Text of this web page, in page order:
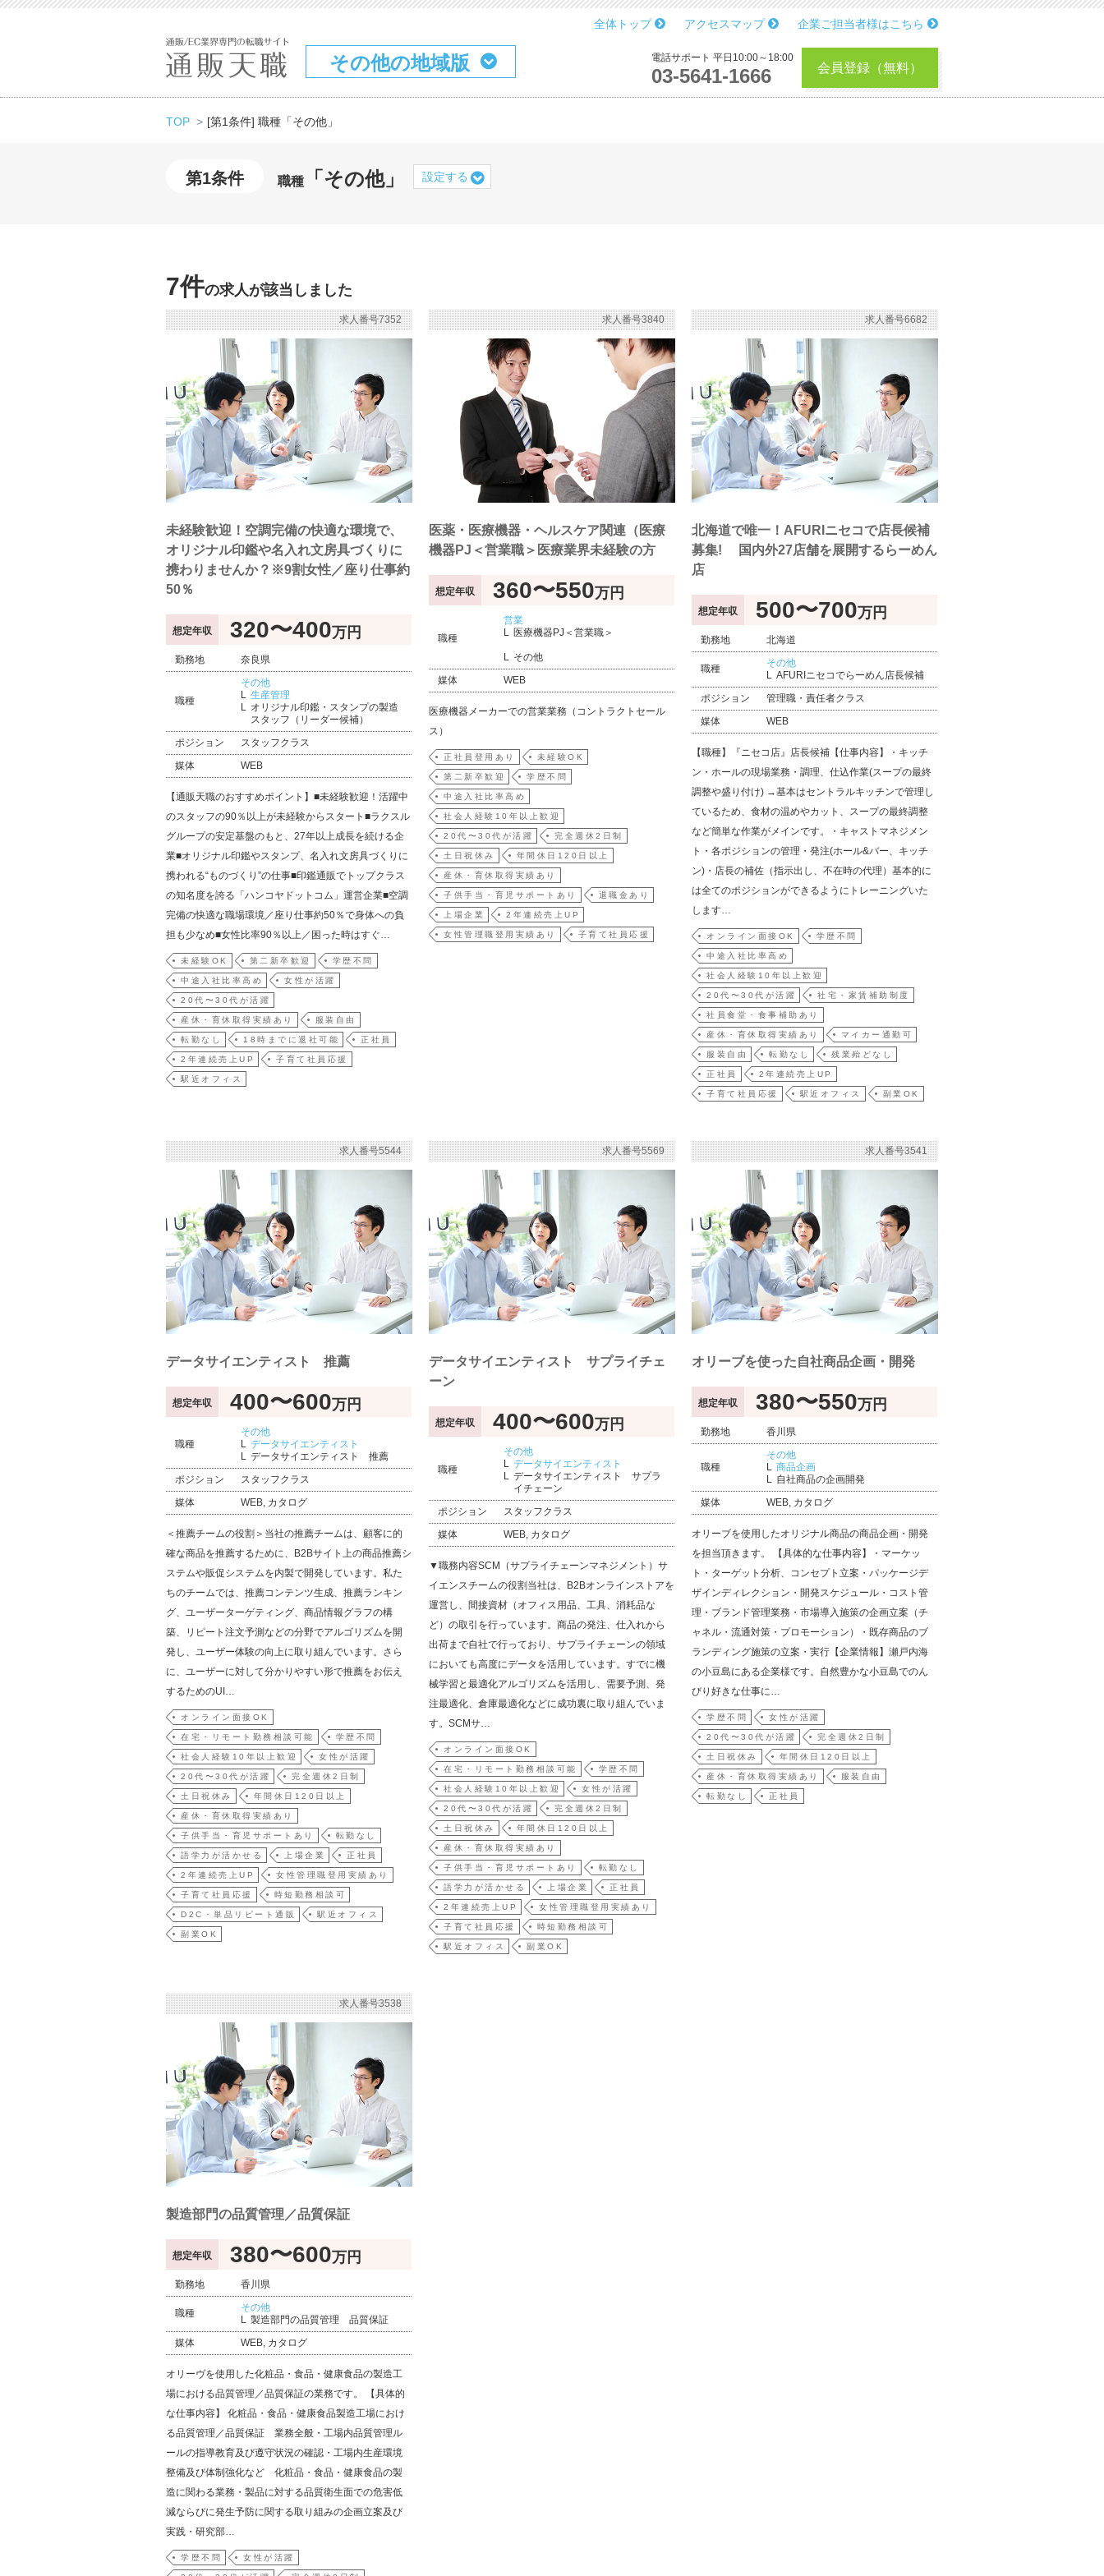
全体トップ アクセスマップ 企業ご担当者様はこちら
その他の地域版 電話サポート 平日10:00～18:00
03-5641-1666 会員登録（無料）
TOP [第1条件] 職種「その他」
第1条件 職種 「その他」 設定する
7件の求人が該当しました
求人番号7352
未経験歓迎！空調完備の快適な環境で、
オリジナル印鑑や名入れ文房具づくりに
携わりませんか？※9割女性／座り仕事約
50％
想定年収 320〜400万円
勤務地 奈良県
職種
その他
生産管理
オリジナル印鑑・スタンプの製造
スタッフ（リーダー候補）
ポジション
スタッフクラス
媒体
WEB
【通販天職のおすすめポイント】■未経験歓迎！活躍中
のスタッフの90％以上が未経験からスタート■ラクスル
グループの安定基盤のもと、27年以上成長を続ける企
業■オリジナル印鑑やスタンプ、名入れ文房具づくりに
携われる“ものづくり”の仕事■印鑑通販でトップクラス
の知名度を誇る「ハンコヤドットコム」運営企業■空調
完備の快適な職場環境／座り仕事約50％で身体への負
担も少なめ■女性比率90％以上／困った時はすぐ…
未経験OK 第二新卒歓迎 学歴不問
中途入社比率高め 女性が活躍
20代〜30代が活躍
産休・育休取得実績あり 服装自由
転勤なし 18時までに退社可能 正社員
2年連続売上UP 子育て社員応援
駅近オフィス
求人番号3840
医薬・医療機器・ヘルスケア関連（医療
機器PJ＜営業職＞医療業界未経験の方
想定年収 360〜550万円
職種
営業
医療機器PJ＜営業職＞
その他
媒体
WEB
医療機器メーカーでの営業業務（コントラクトセール
ス）
正社員登用あり 未経験OK
第二新卒歓迎 学歴不問
中途入社比率高め
社会人経験10年以上歓迎
20代〜30代が活躍 完全週休2日制
土日祝休み 年間休日120日以上
産休・育休取得実績あり
子供手当・育児サポートあり 退職金あり
上場企業 2年連続売上UP
女性管理職登用実績あり 子育て社員応援
求人番号6682
北海道で唯一！AFURIニセコで店長候補
募集! 国内外27店舗を展開するらーめん
店
想定年収 500〜700万円
勤務地 北海道
職種
その他
AFURIニセコでらーめん店長候補
ポジション
管理職・責任者クラス
媒体
WEB
【職種】『ニセコ店』店長候補【仕事内容】・キッチ
ン・ホールの現場業務・調理、仕込作業(スープの最終
調整や盛り付け) →基本はセントラルキッチンで管理し
ているため、食材の温めやカット、スープの最終調整
など簡単な作業がメインです。・キャストマネジメン
ト・各ポジションの管理・発注(ホール&バー、キッチ
ン)・店長の補佐（指示出し、不在時の代理）基本的に
は全てのポジションができるようにトレーニングいた
します…
オンライン面接OK 学歴不問
中途入社比率高め
社会人経験10年以上歓迎
20代〜30代が活躍 社宅・家賃補助制度
社員食堂・食事補助あり
産休・育休取得実績あり マイカー通勤可
服装自由 転勤なし 残業殆どなし
正社員 2年連続売上UP
子育て社員応援 駅近オフィス 副業OK
求人番号5544
データサイエンティスト 推薦
想定年収 400〜600万円
職種
その他
データサイエンティスト
データサイエンティスト 推薦
ポジション
スタッフクラス
媒体
WEB, カタログ
＜推薦チームの役割＞当社の推薦チームは、顧客に的
確な商品を推薦するために、B2Bサイト上の商品推薦シ
ステムや販促システムを内製で開発しています。私た
ちのチームでは、推薦コンテンツ生成、推薦ランキン
グ、ユーザーターゲティング、商品情報グラフの構
築、リピート注文予測などの分野でアルゴリズムを開
発し、ユーザー体験の向上に取り組んでいます。さら
に、ユーザーに対して分かりやすい形で推薦をお伝え
するためのUI…
オンライン面接OK
在宅・リモート勤務相談可能 学歴不問
社会人経験10年以上歓迎 女性が活躍
20代〜30代が活躍 完全週休2日制
土日祝休み 年間休日120日以上
産休・育休取得実績あり
子供手当・育児サポートあり 転勤なし
語学力が活かせる 上場企業 正社員
2年連続売上UP 女性管理職登用実績あり
子育て社員応援 時短勤務相談可
D2C・単品リピート通販 駅近オフィス
副業OK
求人番号5569
データサイエンティスト サプライチェ
ーン
想定年収 400〜600万円
職種
その他
データサイエンティスト
データサイエンティスト サプラ
イチェーン
ポジション
スタッフクラス
媒体
WEB, カタログ
▼職務内容SCM（サプライチェーンマネジメント）サ
イエンスチームの役割当社は、B2Bオンラインストアを
運営し、間接資材（オフィス用品、工具、消耗品な
ど）の取引を行っています。商品の発注、仕入れから
出荷まで自社で行っており、サプライチェーンの領域
においても高度にデータを活用しています。すでに機
械学習と最適化アルゴリズムを活用し、需要予測、発
注最適化、倉庫最適化などに成功裏に取り組んでいま
す。SCMサ…
オンライン面接OK
在宅・リモート勤務相談可能 学歴不問
社会人経験10年以上歓迎 女性が活躍
20代〜30代が活躍 完全週休2日制
土日祝休み 年間休日120日以上
産休・育休取得実績あり
子供手当・育児サポートあり 転勤なし
語学力が活かせる 上場企業 正社員
2年連続売上UP 女性管理職登用実績あり
子育て社員応援 時短勤務相談可
駅近オフィス 副業OK
求人番号3541
オリーブを使った自社商品企画・開発
想定年収 380〜550万円
勤務地 香川県
職種
その他
商品企画
自社商品の企画開発
媒体
WEB, カタログ
オリーブを使用したオリジナル商品の商品企画・開発
を担当頂きます。 【具体的な仕事内容】・マーケッ
ト・ターゲット分析、コンセプト立案・パッケージデ
ザインディレクション・開発スケジュール・コスト管
理・ブランド管理業務・市場導入施策の企画立案（チ
ャネル・流通対策・プロモーション）・既存商品のブ
ランディング施策の立案・実行【企業情報】瀬戸内海
の小豆島にある企業様です。自然豊かな小豆島でのん
びり好きな仕事に…
学歴不問 女性が活躍
20代〜30代が活躍 完全週休2日制
土日祝休み 年間休日120日以上
産休・育休取得実績あり 服装自由
転勤なし 正社員
求人番号3538
製造部門の品質管理／品質保証
想定年収 380〜600万円
勤務地 香川県
職種
その他
製造部門の品質管理 品質保証
媒体
WEB, カタログ
オリーヴを使用した化粧品・食品・健康食品の製造工
場における品質管理／品質保証の業務です。 【具体的
な仕事内容】 化粧品・食品・健康食品製造工場におけ
る品質管理／品質保証 業務全般・工場内品質管理ル
ールの指導教育及び遵守状況の確認・工場内生産環境
整備及び体制強化など 化粧品・食品・健康食品の製
造に関わる業務・製品に対する品質衛生面での危害低
減ならびに発生予防に関する取り組みの企画立案及び
実践・研究部…
学歴不問 女性が活躍